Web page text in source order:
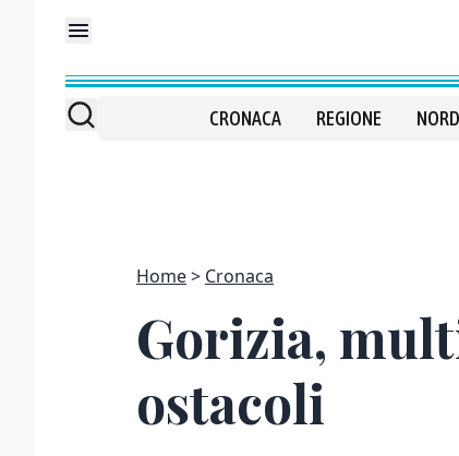
CRONACA REGIONE
Home Cronaca
Gorizia,
ostacoli